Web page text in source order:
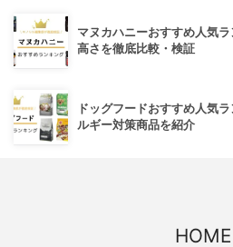
マヌカハニーおすすめ人気
高さを徹底比較・検証
ドッグフードおすすめ人気
ルギー対策商品を紹介
HOME